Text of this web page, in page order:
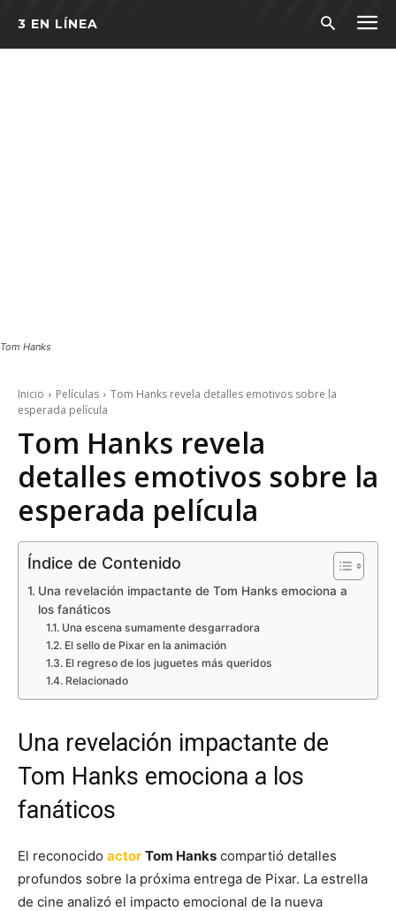
3 EN LÍNEA
Tom Hanks
Inicio Películas
Tom Hanks revela detalles emotivos sobre la
esperada película
Tom Hanks revela
detalles emotivos sobre la
esperada película
Índice de Contenido
Una revelación impactante de Tom Hanks emociona a
los fanáticos
Una escena sumamente desgarradora
El sello de Pixar en la animación
El regreso de los juguetes más queridos
Relacionado
Una revelación impactante de
Tom Hanks emociona a los
fanáticos
El reconocido actor Tom Hanks compartió detalles
profundos sobre la próxima entrega de Pixar. La estrella
de cine analizó el impacto emocional de la nueva